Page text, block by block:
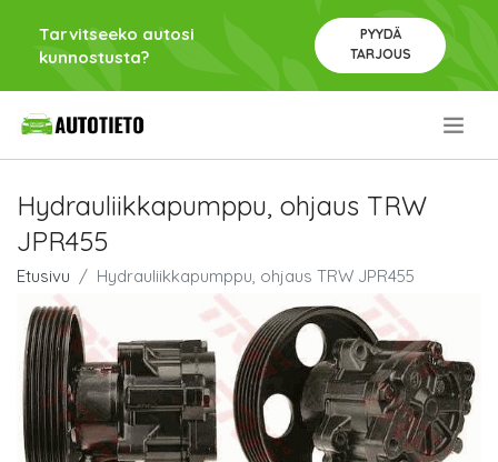
Tarvitseeko autosi
kunnostusta?
PYYDÄ
TARJOUS
Hydrauliikkapumppu, ohjaus TRW
JPR455
Etusivu Hydrauliikkapumppu, ohjaus TRW JPR455